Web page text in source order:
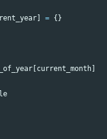
] = {}
[current_month]